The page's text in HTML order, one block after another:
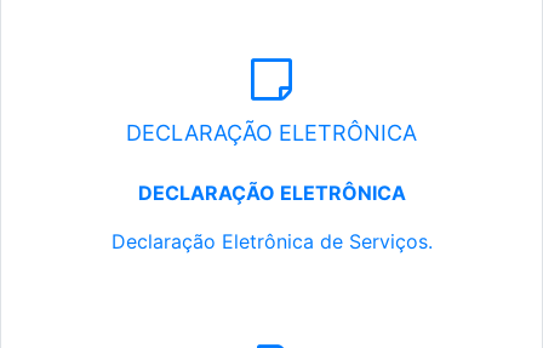
DECLARAÇÃO ELETRÔNICA
DECLARAÇÃO ELETRÔNICA
Declaração Eletrônica de Serviços.